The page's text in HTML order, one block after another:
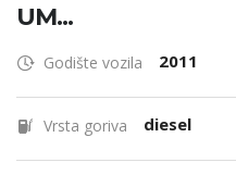
UM...
Godište vozila 2011
Vrsta goriva diesel